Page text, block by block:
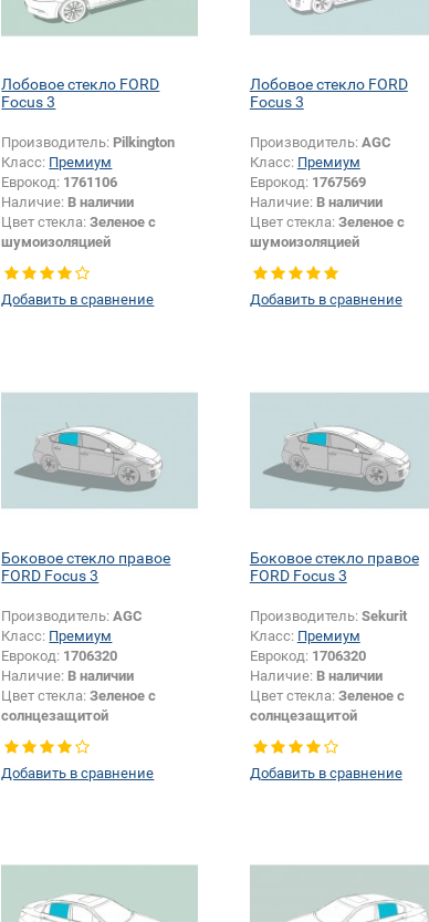
Лобовое стекло FORD
Focus 3
Производитель: Pilkington
Класс: Премиум
Еврокод: 1761106
Наличие: В наличии
Цвет стекла:Зеленое с
шумоизоляцией
Изменение крепления
зеркала + шелкографии:
Добавить в сравнение
Лобовое стекло FORD
Focus 3
Производитель: AGC
Класс: Премиум
Еврокод: 1767569
Наличие: В наличии
Цвет стекла: Зеленое с
шумоизоляцией
Появление или изменение
шелкографии:
Добавить в сравнение
Боковое стекло правое
FORD Focus 3
Производитель:AGC
Класс: Премиум
Еврокод: 1706320
Наличие: В наличии
Цвет стекла:Зеленое с
солнцезащитой
правое
Добавить в сравнение
Боковое стекло правое
FORD Focus 3
Производитель: Sekurit
Класс: Премиум
Еврокод: 1706320
Наличие: В наличии
Цвет стекла: Зеленое с
солнцезащитой
правое
Добавить в сравнение